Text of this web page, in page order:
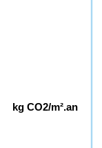
kg CO2/m².an